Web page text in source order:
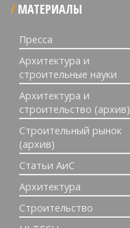
МАТЕРИАЛЫ
Пресса
Архитектура и
строительные науки
Архитектура и
строительство (архив)
Строительный рынок
(архив)
Статьи АиС
Архитектура
Строительство